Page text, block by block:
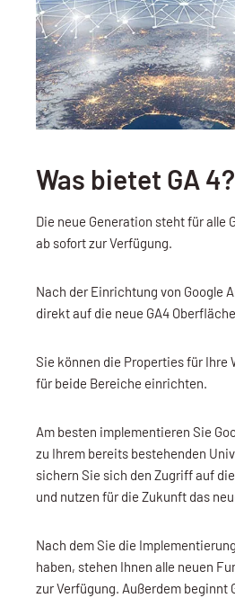
Was bietet GA 4?
Die neue Generation steht für alle
ab sofort zur Verfügung.
Nach der Einrichtung von Google
direkt auf die neue GA4
Sie können die Properties für Ihre
für beide Bereiche einrichten.
Am besten implementieren Sie
zu Ihrem bereits bestehenden
sichern Sie sich den Zugriff auf
und nutzen für die Zukunft das
Nach dem Sie die
haben, stehen Ihnen alle neuen
zur Verfügung. Außerdem beginnt